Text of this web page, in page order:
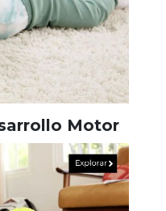
Motor